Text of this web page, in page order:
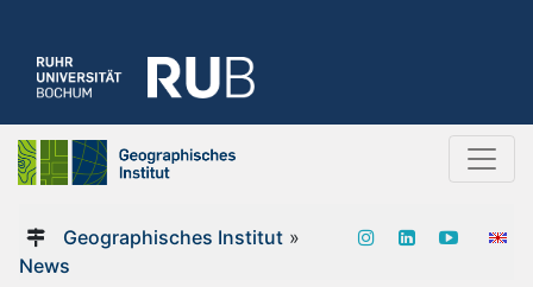
Geographisches Institut»
News